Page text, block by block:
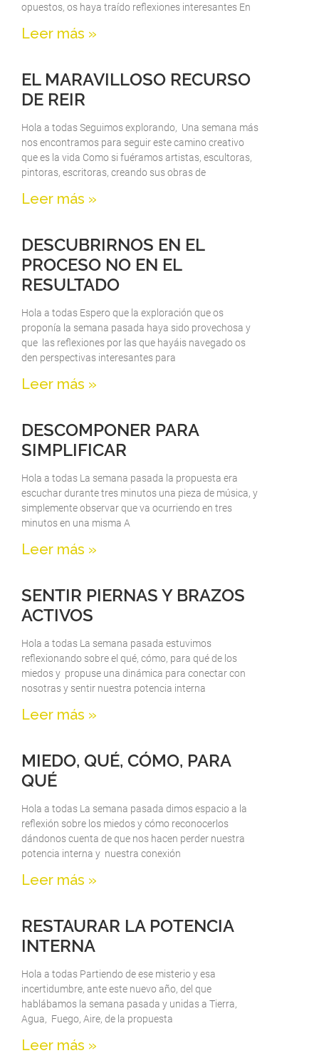
opuestos, os haya traído reflexiones interesantes En
Leer más »
EL MARAVILLOSO RECURSO
DE REIR
Hola a todas Seguimos explorando, Una semana más
nos encontramos para seguir este camino creativo
que es la vida Como si fuéramos artistas, escultoras,
pintoras, escritoras, creando sus obras de
Leer más »
DESCUBRIRNOS EN EL
PROCESO NO EN EL
RESULTADO
Hola a todas Espero que la exploración que os
proponía la semana pasada haya sido provechosa y
que las reflexiones por las que hayáis navegado os
den perspectivas interesantes para
Leer más »
DESCOMPONER PARA
SIMPLIFICAR
Hola a todas La semana pasada la propuesta era
escuchar durante tres minutos una pieza de música, y
simplemente observar que va ocurriendo en tres
minutos en una misma A
Leer más »
SENTIR PIERNAS Y BRAZOS
ACTIVOS
Hola a todas La semana pasada estuvimos
reflexionando sobre el qué, cómo, para qué de los
miedos y propuse una dinámica para conectar con
nosotras y sentir nuestra potencia interna
Leer más »
MIEDO, QUÉ, CÓMO, PARA
QUÉ
Hola a todas La semana pasada dimos espacio a la
reflexión sobre los miedos y cómo reconocerlos
dándonos cuenta de que nos hacen perder nuestra
potencia interna y nuestra conexión
Leer más »
RESTAURAR LA POTENCIA
INTERNA
Hola a todas Partiendo de ese misterio y esa
incertidumbre, ante este nuevo año, del que
hablábamos la semana pasada y unidas a Tierra,
Agua, Fuego, Aire, de la propuesta
Leer más »